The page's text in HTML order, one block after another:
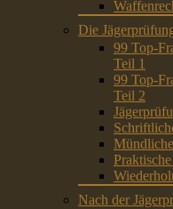
Die
99 Top-
Teil 1
99 Top-
Teil 2
Nach der